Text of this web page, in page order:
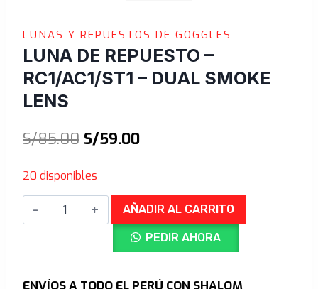
LUNAS Y REPUESTOS DE GOGGLES
LUNA DE REPUESTO –
RC1/AC1/ST1 – DUAL SMOKE
LENS
S/85.00 El
era:
S/85.00.
S/59.00El
es:
S/59.00.
20 disponibles
Luna
de
RC1/AC1/ST1
AÑADIR AL CARRITO
PEDIR AHORA